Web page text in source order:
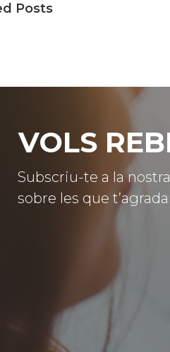
Posts
VOLS
Subscriu-te a la
sobre les que